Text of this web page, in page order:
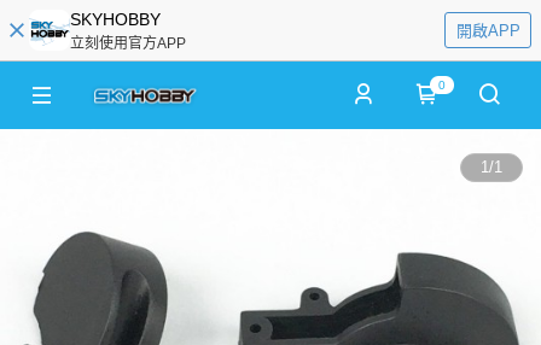
SKYHOBBY
立刻使用官方APP
開啟APP
0
1/1